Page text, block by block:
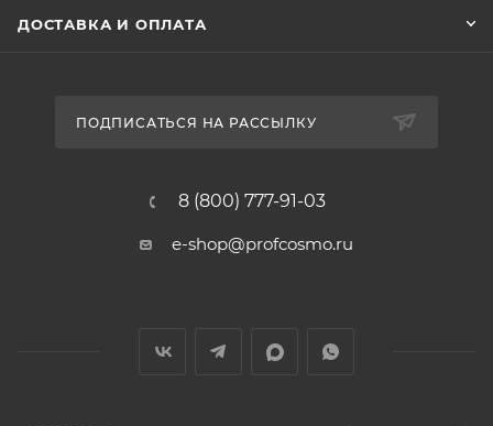
ДОСТАВКА И ОПЛАТА
ПОДПИСАТЬСЯ НА РАССЫЛКУ
8 (800) 777-91-03
e-shop@profcosmo.ru